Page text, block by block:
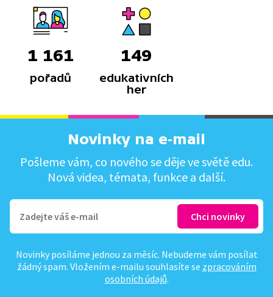
1 161
pořadů
149
edukativních
her
Novinky na e-mail
Pošleme vám, co nového se děje ve světě edu.
Nová videa, témata, funkce a další.
Novinky posíláme jednou za měsíc. Nebudeme vám posílat
žádný spam. Vložením e-mailu souhlasíte se zpracováním
osobních údajů.